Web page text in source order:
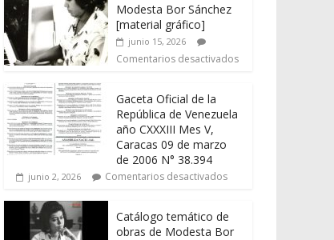
Modesta Bor Sánchez
[material gráfico]
junio 15, 2026
Comentarios desactivados
Gaceta Oficial de la
República de Venezuela
año CXXXIII Mes V,
Caracas 09 de marzo
de 2006 N° 38.394
junio 2, 2026 Comentarios desactivados
Catálogo temático de
obras de Modesta Bor